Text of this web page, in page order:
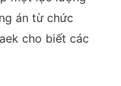
án từ chức
cho biết các